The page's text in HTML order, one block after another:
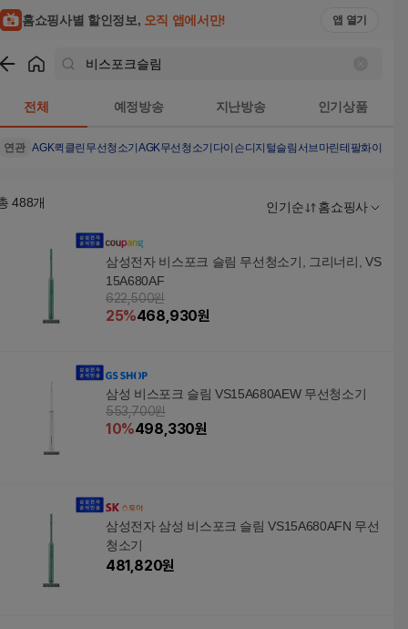
홈쇼핑사별 할인정보, 오직 앱에서만! 앱 열기
전체 예정방송 지난방송 인기상품
연관 AGK퀵클린무선청소기AGK무선청소기 다이슨디지털슬림서브마린테팔화이트포
488개 인기순 홈쇼핑사
삼성전자 비스포크 슬림 무선청소기, 그리너리, VS
15A680AF
622,500원
25%468,930원
삼성 비스포크 슬림 VS15A680AEW 무선청소기
553,700원
10%498,330원
삼성전자 삼성 비스포크 슬림 VS15A680AFN 무선
청소기
481,820원